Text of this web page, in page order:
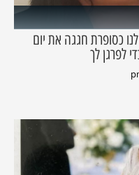
כסופרת חגגה את יום
לפרגן לך